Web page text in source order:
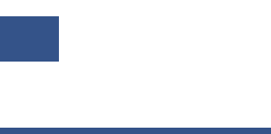
Este
tiene
Las